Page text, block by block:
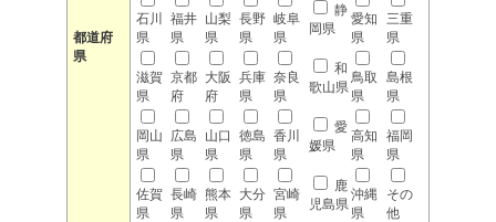
都道府
県
石川
県
福井
県
山梨
県
長野
県
岐阜
県
静
岡県
愛知
県
三重
県
滋賀
県
京都
府
大阪
府
兵庫
県
奈良
県
和
歌山県
鳥取
県
島根
県
岡山
県
広島
県
山口
県
徳島
県
香川
県
愛
媛県
高知
県
福岡
県
佐賀
県
長崎
県
熊本
県
大分
県
宮崎
県
鹿
児島県
沖縄
県
その
他